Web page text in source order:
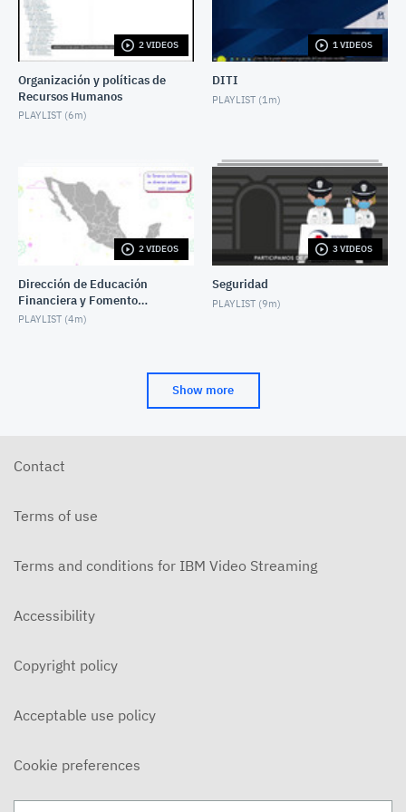
2 VIDEOS
Organización y políticas de
Recursos Humanos
PLAYLIST (6m)
1 VIDEOS
DITI
PLAYLIST (1m)
2 VIDEOS
Dirección de Educación
Financiera y Fomento
Cultural
PLAYLIST (4m)
3 VIDEOS
Seguridad
PLAYLIST (9m)
Show more
Contact
Terms of use
Terms and conditions for IBM Video Streaming
Accessibility
Copyright policy
Acceptable use policy
Cookie preferences